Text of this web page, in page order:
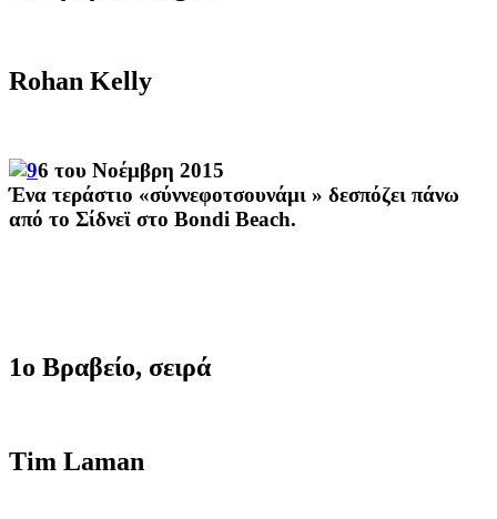
Rohan Kelly
6 του Νοέμβρη 2015
Ένα τεράστιο «σύννεφοτσουνάμι » δεσπόζει πάνω
από το Σίδνεϊ στο Bondi Beach.
1ο Βραβείο, σειρά
Tim Laman